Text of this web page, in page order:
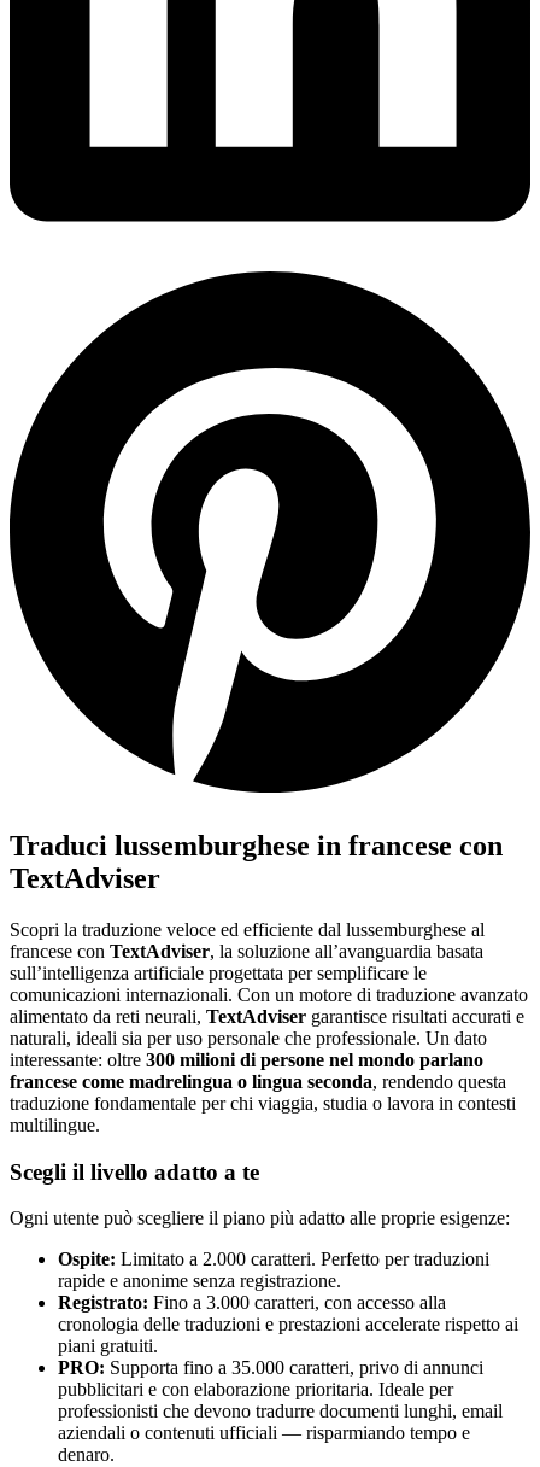
Traduci lussemburghese in francese con
TextAdviser
Scopri la traduzione veloce ed efficiente dal lussemburghese al
francese con TextAdviser, la soluzione all’avanguardia basata
sull’intelligenza artificiale progettata per semplificare le
comunicazioni internazionali. Con un motore di traduzione avanzato
alimentato da reti neurali, TextAdviser garantisce risultati accurati e
naturali, ideali sia per uso personale che professionale. Un dato
interessante: oltre 300 milioni di persone nel mondo parlano
francese come madrelingua o lingua seconda, rendendo questa
traduzione fondamentale per chi viaggia, studia o lavora in contesti
multilingue.
Scegli il livello adatto a te
Ogni utente può scegliere il piano più adatto alle proprie esigenze:
Ospite: Limitato a 2.000 caratteri. Perfetto per traduzioni
rapide e anonime senza registrazione.
Registrato: Fino a 3.000 caratteri, con accesso alla
cronologia delle traduzioni e prestazioni accelerate rispetto ai
piani gratuiti.
PRO: Supporta fino a 35.000 caratteri, privo di annunci
pubblicitari e con elaborazione prioritaria. Ideale per
professionisti che devono tradurre documenti lunghi, email
aziendali o contenuti ufficiali — risparmiando tempo e
denaro.